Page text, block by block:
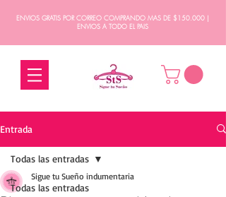
ENVIOS GRATIS POR CORREO COMPRANDO MAS DE $150.000 |
ENVIOS A TODO EL PAIS
Entrada
Todas las entradas
Todas las entradas
Sigue tu Sueño indumentaria